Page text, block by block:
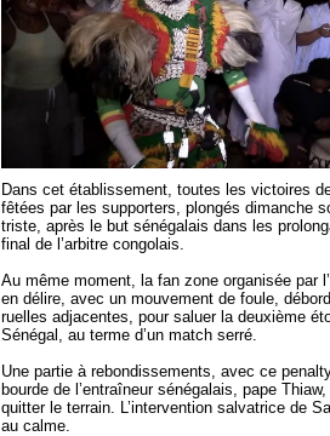
Dans cet établissement, toutes les victoires
fêtées par les supporters, plongés dimanche
triste, après le but sénégalais dans les
final de l’arbitre congolais.
Au même moment, la fan zone organisée par
en délire, avec un mouvement de foule,
ruelles adjacentes, pour saluer la deuxième
Sénégal, au terme d’un match serré.
Une partie à rebondissements, avec ce
bourde de l’entraîneur sénégalais, pape
quitter le terrain. L’intervention salvatrice de
au calme.